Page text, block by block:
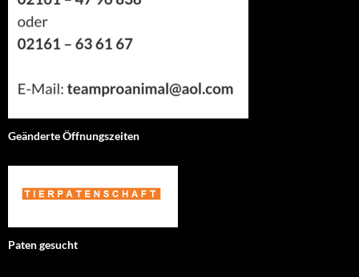
Geänderte Öffnungszeiten
Paten gesucht